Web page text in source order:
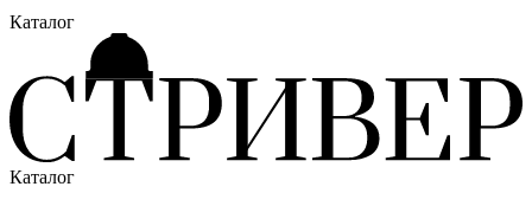
Каталог
Каталог